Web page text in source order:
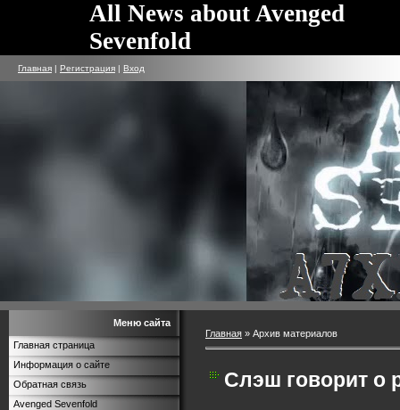
All News about Avenged
Sevenfold
Главная | Регистрация | Вход
Меню сайта
Главная страница
Информация о сайте
Обратная связь
Avenged Sevenfold
Главная » Архив материалов
Слэш говорит о